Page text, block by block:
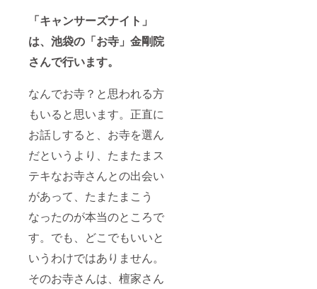
「キャンサーズナイト」
は、池袋の「お寺」金剛院
さんで行います。
なんでお寺？と思われる方
もいると思います。正直に
お話しすると、お寺を選ん
だというより、たまたまス
テキなお寺さんとの出会い
があって、たまたまこう
なったのが本当のところで
す。でも、どこでもいいと
いうわけではありません。
そのお寺さんは、檀家さん